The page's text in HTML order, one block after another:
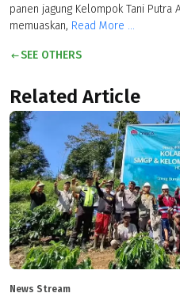
panen jagung Kelompok Tani Putra
memuaskan, Read More ...
SEE OTHERS
Related Article
News Stream